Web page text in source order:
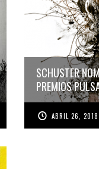
SCHUSTER
PREMIOS
ABRIL 26, 2018